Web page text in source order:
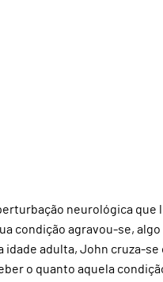
neurológica que
condição agravou-se,
idade adulta, John cruza-se
o quanto aquela